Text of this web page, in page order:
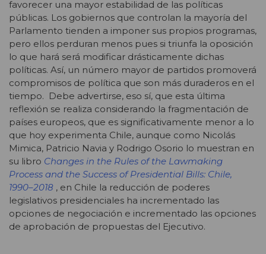
favorecer una mayor estabilidad de las políticas
públicas. Los gobiernos que controlan la mayoría del
Parlamento tienden a imponer sus propios programas,
pero ellos perduran menos pues si triunfa la oposición
lo que hará será modificar drásticamente dichas
políticas. Así, un número mayor de partidos promoverá
compromisos de política que son más duraderos en el
tiempo. Debe advertirse, eso sí, que esta última
reflexión se realiza considerando la fragmentación de
países europeos, que es significativamente menor a lo
que hoy experimenta Chile, aunque como Nicolás
Mimica, Patricio Navia y Rodrigo Osorio lo muestran en
su libro Changes in the Rules of the Lawmaking
Process and the Success of Presidential Bills: Chile,
1990–2018 , en Chile la reducción de poderes
legislativos presidenciales ha incrementado las
opciones de negociación e incrementado las opciones
de aprobación de propuestas del Ejecutivo.